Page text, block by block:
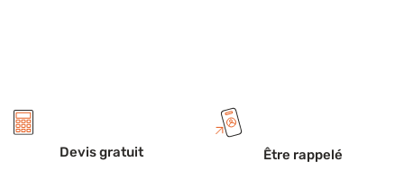
Devis gratuit Être rappelé